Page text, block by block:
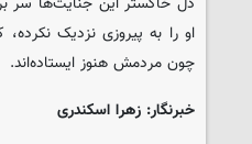
او را به پیروزی نزدیک
چون مردمش هنوز ایستاده‌اند.
خبرنگار: زهرا اسکندری